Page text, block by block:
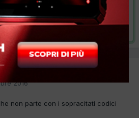
ALLA SOLUZIONE
stive,12 Ottobre 2016
2016
non parte con i sopracitati codici